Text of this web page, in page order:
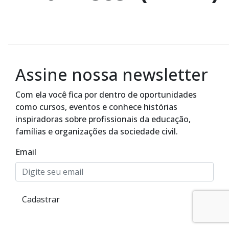
Alto Contraste
Termos de Uso e Política de
Assine nossa newsletter
Com ela você fica por dentro de oportunidades
como cursos, eventos e conhece histórias
inspiradoras sobre profissionais da educação,
famílias e organizações da sociedade civil.
Email
Cadastrar